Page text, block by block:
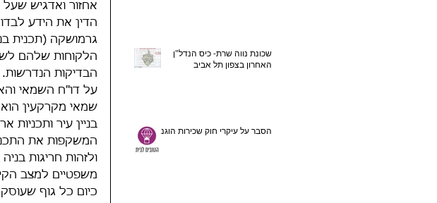
אחזור ואדגיש שעל
הדין את הידע
גרמושקה (תכנית
הלקוחות שלהם
הבדיקות
על דו"ח השמאי
שמאי מקרקעין הוא
בניין עיר ותכניות
המשקפות את
ולזהות חריגות
משפטיים למצב
כיום כל גוף
שכונת נווה שרת- כיס הנדל"ן
האחרון בצפון תל אביב
הסבר על עיקרי חוק שכירות הוגנת